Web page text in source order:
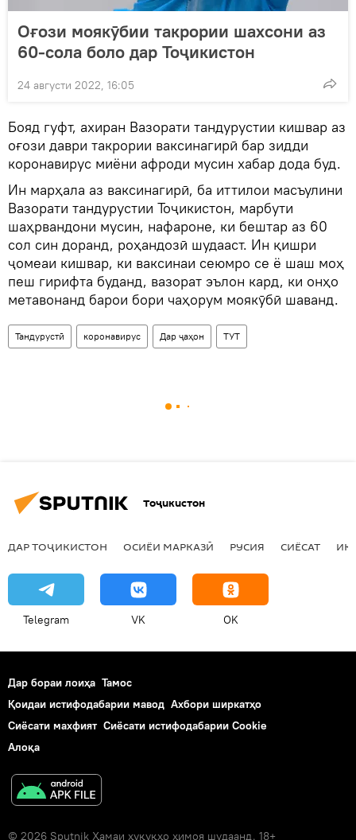
Оғози моякӯбии такрории шахсони аз
60-сола боло дар Тоҷикистон
24 августи 2022, 16:05
Бояд гуфт, ахиран Вазорати тандурустии кишвар аз
оғози даври такрории ваксинагирӣ бар зидди
коронавирус миёни афроди мусин хабар дода буд.
Ин марҳала аз ваксинагирӣ, ба иттилои масъулини
Вазорати тандурустии Тоҷикистон, марбути
шаҳрвандони мусин, нафароне, ки бештар аз 60
сол син доранд, роҳандозӣ шудааст. Ин қишри
ҷомеаи кишвар, ки ваксинаи сеюмро се ё шаш моҳ
пеш гирифта буданд, вазорат эълон кард, ки онҳо
метавонанд барои бори чаҳорум моякӯбӣ шаванд.
Тандурустӣ коронавирус Дар ҷаҳон ТУТ
Тоҷикистон
ДАР ТОҶИКИСТОН ОСИЁИ МАРКАЗӢ РУСИЯ СИЁСАТ
Telegram VK OK
Дар бораи лоиҳа Тамос
Қоидаи истифодабарии мавод Ахбори ширкатҳо
Сиёсати махфият Сиёсати истифодабарии Cookie
Алоқа
© 2026 Sputnik Ҳамаи ҳуқуқҳо ҳимоя шудаанд. 18+